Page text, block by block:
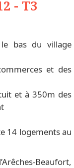
- T3
bas du village
et des
et à 350m des
14 logements au
Beaufort,